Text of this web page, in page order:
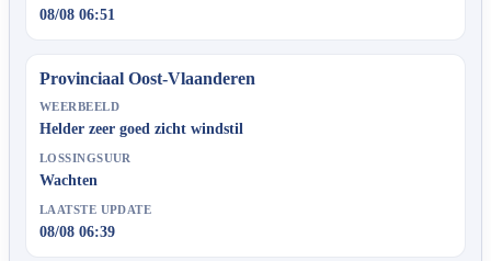
08/08 06:51
Provinciaal Oost-Vlaanderen
WEERBEELD
Helder zeer goed zicht windstil
LOSSINGSUUR
Wachten
LAATSTE UPDATE
08/08 06:39